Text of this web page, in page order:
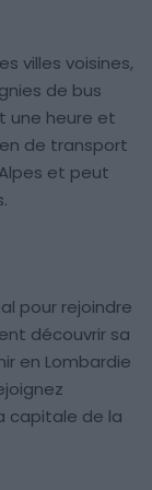
villes voisines,
de bus
une heure et
de transport
et peut
pour rejoindre
découvrir sa
en Lombardie
capitale de la